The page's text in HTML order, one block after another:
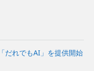
だれでもAI」を提供開始